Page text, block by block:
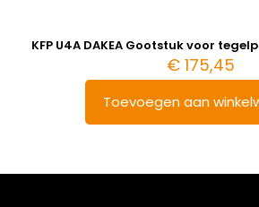
KFP U4A DAKEA Gootstuk voor
€ 175,45
Toevoegen aan